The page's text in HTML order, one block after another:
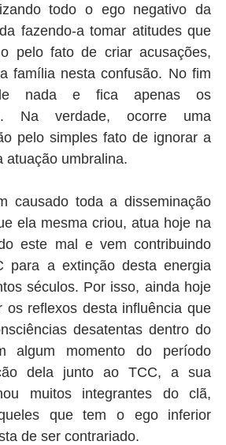
todo o ego negativo da
fazendo-a tomar atitudes que
pelo fato de criar acusações,
família nesta confusão. No fim
nada e fica apenas os
Na verdade, ocorre uma
pelo simples fato de ignorar a
atuação umbralina.
causado toda a disseminação
ela mesma criou, atua hoje na
este mal e vem contribuindo
para a extinção desta energia
séculos. Por isso, ainda hoje
os reflexos desta influência que
desatentas dentro do
algum momento do período
dela junto ao TCC, a sua
muitos integrantes do clã,
que tem o ego inferior
de ser contrariado.